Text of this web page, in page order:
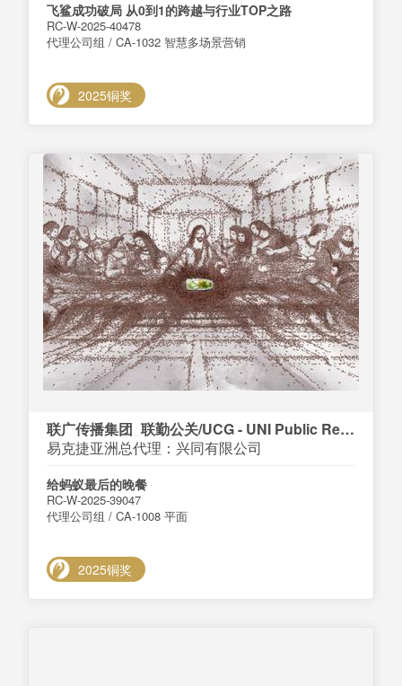
飞鲨成功破局 从0到1的跨越与行业TOP之路
RC-W-2025-40478
代理公司组 / CA-1032 智慧多场景营销
2025铜奖
联广传播集团_联勤公关/UCG - UNI Public Relations
易克捷亚洲总代理：兴同有限公司
给蚂蚁最后的晚餐
RC-W-2025-39047
代理公司组 / CA-1008 平面
2025铜奖